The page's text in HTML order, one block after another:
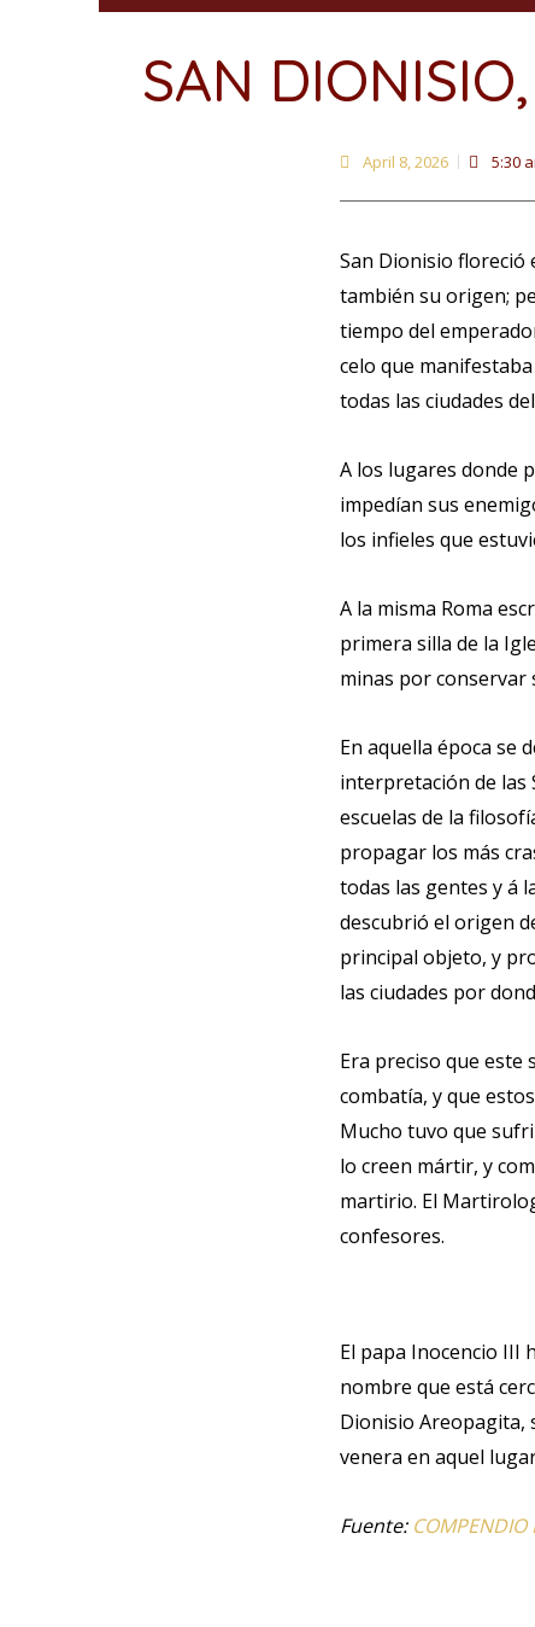
SAN
April 8, 2026 5:30
San Dionisio floreció
también su origen;
tiempo del
celo que
todas las ciudades
A los lugares donde
impedían sus
los infieles que
A la misma Roma
primera silla de la
minas por conservar
En aquella época se
interpretación de las
escuelas de la
propagar los más
todas las gentes y á
descubrió el origen
principal objeto, y
las ciudades por
Era preciso que
combatía, y que
Mucho tuvo que
lo creen mártir, y
martirio. El
confesores.
El papa Inocencio III
nombre que está
Dionisio Areopagita,
venera en aquel
Fuente: COMPENDIO